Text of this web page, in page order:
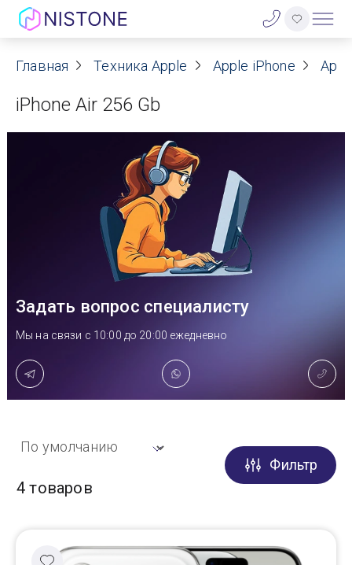
Акции
О нас
Договор оферты
Реквизиты
Контакты
Гарантия
Главная Техника Apple Apple iPhone
iPhone Air 256 Gb
Задать вопрос специалисту
Мы на связи с 10:00 до 20:00 ежедневно
4 товаров
Фильтр